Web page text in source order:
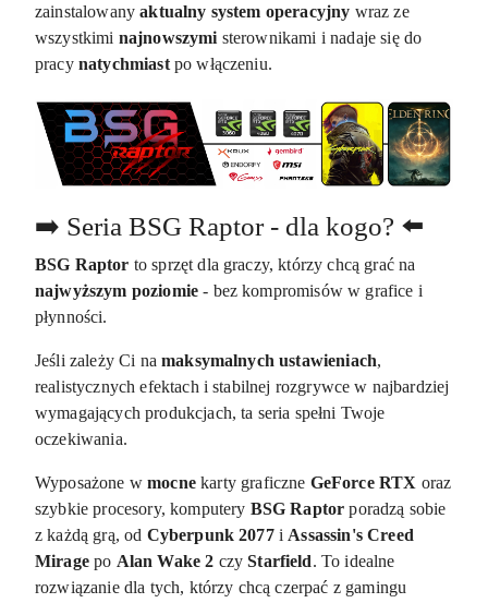
zainstalowanyaktualny system operacyjny wraz ze
wszystkimi najnowszymisterownikami i nadaje się do
pracy natychmiastpo włączeniu.
➡️ Seria BSG Raptor - dla kogo? ⬅️
BSG Raptor to sprzęt dla graczy, którzy chcą grać na
najwyższym poziomie - bez kompromisów w grafice i
płynności.
Jeśli zależy Ci namaksymalnych ustawieniach,
realistycznych efektach i stabilnej rozgrywce w najbardziej
wymagających produkcjach, ta seria spełni Twoje
oczekiwania.
Wyposażone wmocnekarty graficzne GeForce RTX oraz
szybkie procesory, komputery BSG Raptor poradzą sobie
z każdą grą, od Cyberpunk 2077i Assassin's Creed
Miragepo Alan Wake 2 czyStarfield. To idealne
rozwiązanie dla tych, którzy chcą czerpać z gamingu